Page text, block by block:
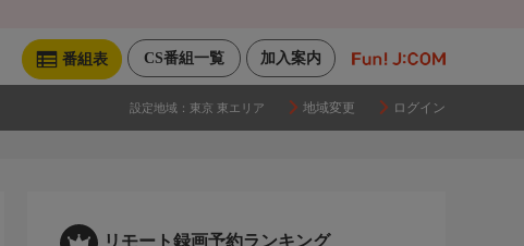
加入案内
CS番組一覧
番組表
設定地域： 東京 東エリア 地域変更 ログイン
リモート録画予約ランキング